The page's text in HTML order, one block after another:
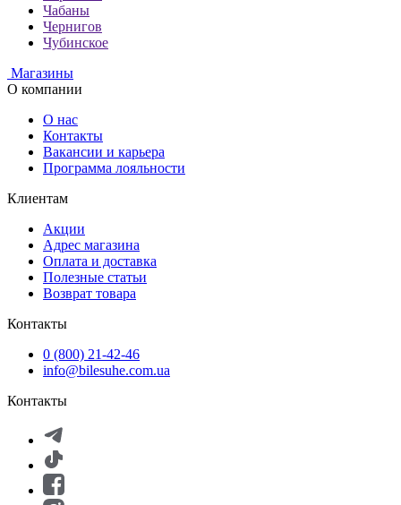
Чабаны
Чернигов
Чубинское
Магазины
О компании
О нас
Контакты
Вакансии и карьера
Программа лояльности
Клиентам
Акции
Адрес магазина
Оплата и доставка
Полезные статьи
Возврат товара
Контакты
0 (800) 21-42-46
info@bilesuhe.com.ua
Контакты